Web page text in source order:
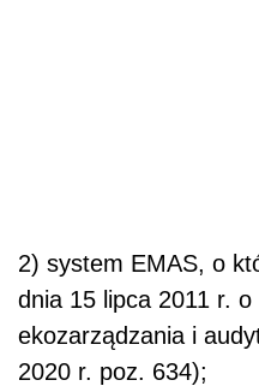
2) system EMAS, o
dnia 15 lipca 2011 r.
ekozarządzania i
2020 r. poz. 634);